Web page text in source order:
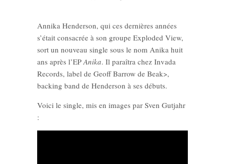
Annika Henderson, qui ces dernières années
s’était consacrée à son groupe Exploded View,
sort un nouveau single sous le nom Anika huit
ans après l’EP Anika. Il paraîtra chez Invada
Records, label de Geoff Barrow de Beak>,
backing band de Henderson à ses débuts.
Voici le single, mis en images par Sven Gutjahr
: